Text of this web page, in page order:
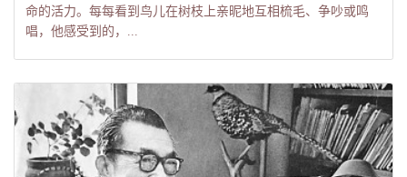
命的活力。每每看到鸟儿在树枝上亲昵地互相梳毛、争吵或鸣
唱，他感受到的，...